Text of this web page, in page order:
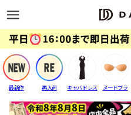
最新作 再入荷 キャバドレス ヌードブラ